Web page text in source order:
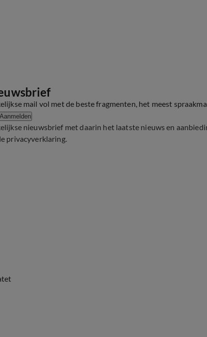
mail vol met de beste fragmenten, het meest
Aanmelden
nieuwsbrief met daarin het laatste nieuws en
privacyverklaring.